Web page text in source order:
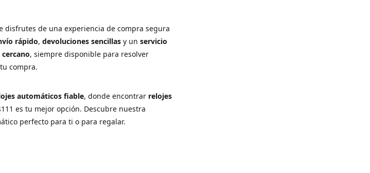
disfrutes de una experiencia de compra segura
rápido, devoluciones sencillas y un servicio
, siempre disponible para resolver
compra.
automáticos fiable, donde encontrar relojes
es tu mejor opción. Descubre nuestra
perfecto para ti o para regalar.